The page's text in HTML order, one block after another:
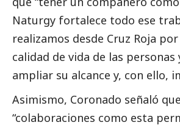
Naturgy fortalece todo ese
realizamos desde Cruz Roja
calidad de vida de las
ampliar su alcance y, con ello,
Asimismo, Coronado señaló que
“colaboraciones como esta